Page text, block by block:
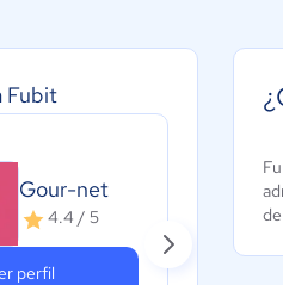
Fubit
Gour-net
4.4 / 5
perfil